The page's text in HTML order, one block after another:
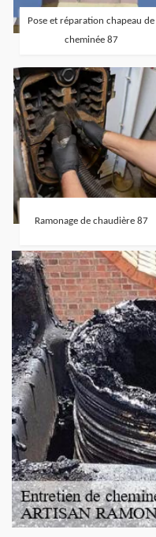
Pose et réparation chapeau de
cheminée 87
Ramonage de chaudière 87